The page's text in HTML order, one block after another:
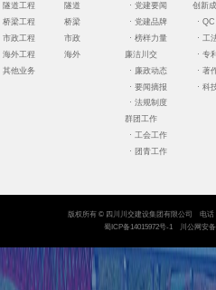
隧道工程
桥梁工程
市政工程
海外工程
其他业务
隧道
桥梁
市政
海外
·党建要闻
·党建品牌
·榜样力量
廉洁川交
· 廉政动态
·要闻摘报
·法规制度
群团工作
·工会工作
· 团青工作
创新
· QC
· 工
· 专
· 著
· 科
版权所有 © 四川川交建设集团有限公司 电话
蜀ICP备14015972号-1 川公网安备